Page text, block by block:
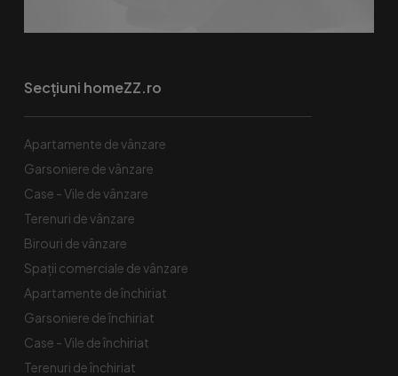
Secțiuni homeZZ.ro
Apartamente de vânzare
Garsoniere de vânzare
Case - Vile de vânzare
Terenuri de vânzare
Birouri de vânzare
Spaţii comerciale de vânzare
Apartamente de închiriat
Garsoniere de închiriat
Case - Vile de închiriat
Terenuri de închiriat